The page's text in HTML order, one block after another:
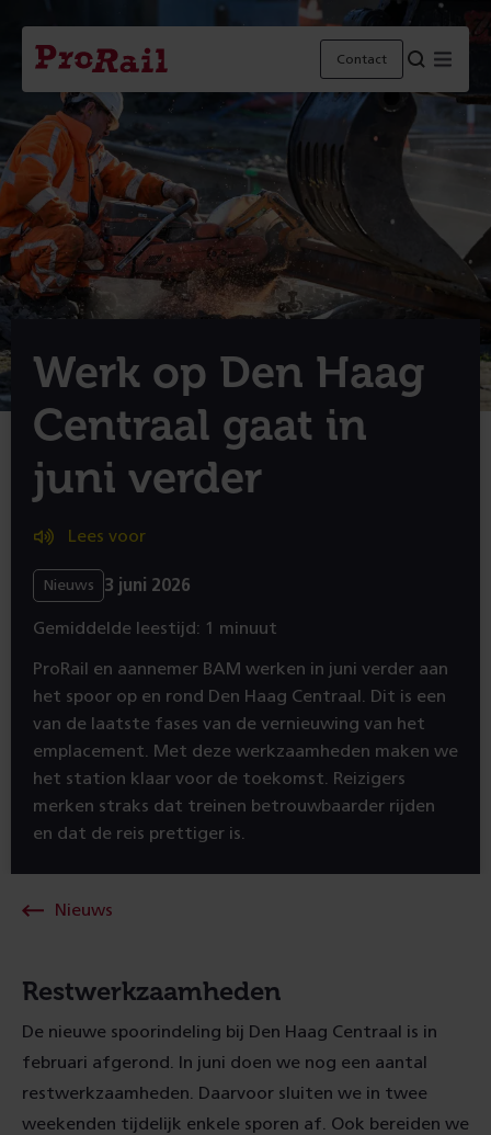
Navigatie
Homepage
ProRail
Contact
Werk op Den Haag
Centraal gaat in
juni verder
Lees voor
Nieuws 3 juni 2026
Gemiddelde leestijd: 1 minuut
ProRail en aannemer BAM werken in juni verder aan
het spoor op en rond Den Haag Centraal. Dit is een
van de laatste fases van de vernieuwing van het
emplacement. Met deze werkzaamheden maken we
het station klaar voor de toekomst. Reizigers
merken straks dat treinen betrouwbaarder rijden
en dat de reis prettiger is.
Nieuws
Restwerkzaamheden
De nieuwe spoorindeling bij Den Haag Centraal is in
februari afgerond. In juni doen we nog een aantal
restwerkzaamheden. Daarvoor sluiten we in twee
weekenden tijdelijk enkele sporen af. Ook bereiden we